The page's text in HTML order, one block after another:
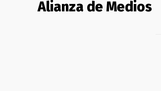
Alianza de Medios